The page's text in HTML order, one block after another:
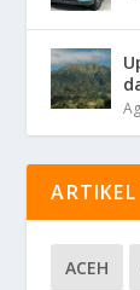
ACEH